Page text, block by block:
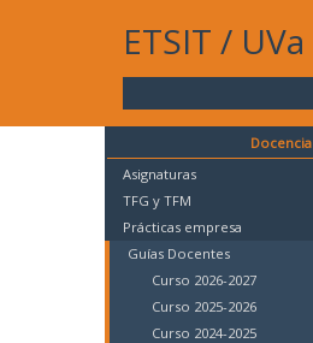
ETSIT / UVa
Docencia
Asignaturas
TFG y TFM
Prácticas empresa
Guías Docentes
Curso 2026-2027
Curso 2025-2026
Curso 2024-2025